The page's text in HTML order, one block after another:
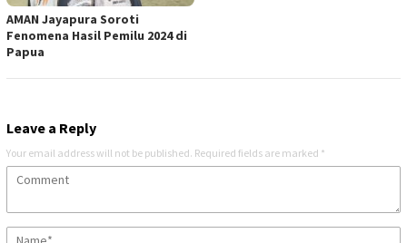
AMAN Jayapura Soroti
Fenomena Hasil Pemilu 2024 di
Papua
Leave a Reply
Your email address will not be published. Required fields are marked *